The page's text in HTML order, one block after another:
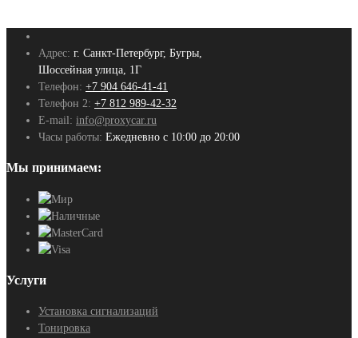
Адрес: г. Санкт-Петербург, Бугры,
Шоссейная улица, 1Г
Телефон: +7 904 646-41-41
Телефон 2: +7 812 989-42-32
E-mail: info@proxycar.ru
Часы работы: Ежедневно с 10:00 до 20:00
Мы принимаем:
Услуги
Установка сигнализаций
Тонировка